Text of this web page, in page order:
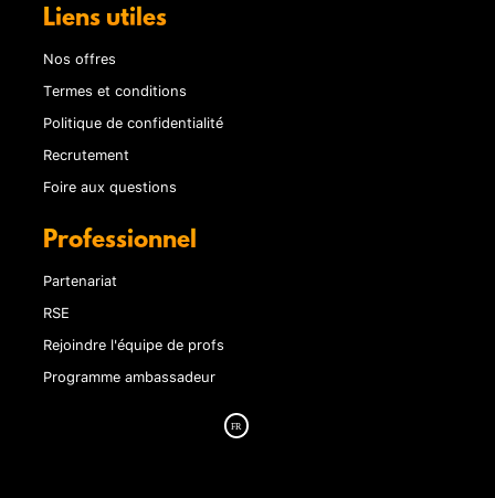
Liens utiles
Nos offres
Termes et conditions
Politique de confidentialité
Recrutement
Foire aux questions
Professionnel
Partenariat
RSE
Rejoindre l'équipe de profs
Programme ambassadeur